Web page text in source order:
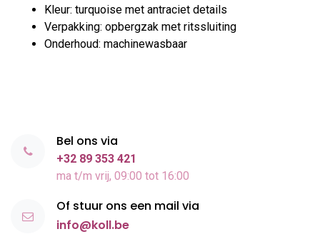
Kleur: turquoise met antraciet details
Verpakking: opbergzak met ritssluiting
Onderhoud: machinewasbaar
Bel ons via
+32 89 353 421
ma t/m vrij, 09:00 tot 16:00
Of stuur ons een mail via
info@koll.be